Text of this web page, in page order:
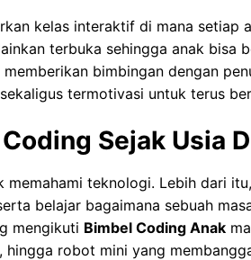
kelas interaktif di mana setiap
terbuka sehingga anak bisa
bimbingan dengan
termotivasi untuk terus
Sejak Usia
memahami teknologi. Lebih dari
belajar bagaimana sebuah
mengikuti Bimbel Coding Anak
robot mini yang